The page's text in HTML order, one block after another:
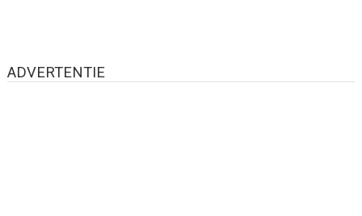
ADVERTENTIE